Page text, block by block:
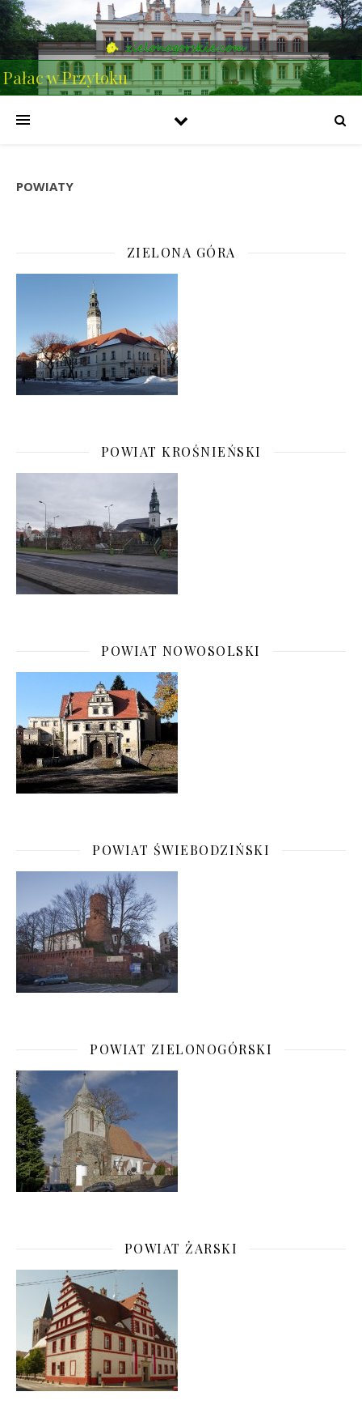
Pałac w Przytoku
POWIATY
ZIELONA GÓRA
POWIAT KROŚNIEŃSKI
POWIAT NOWOSOLSKI
POWIAT ŚWIEBODZIŃSKI
POWIAT ZIELONOGÓRSKI
POWIAT ŻARSKI